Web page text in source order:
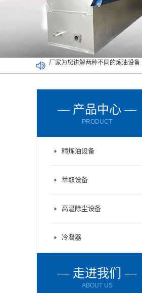
废塑料炼油设备满足了不同人的需求
废轮胎炼油设备使用时要注意减压
— 产品中心 —
PRODUCT
精炼油设备
萃取设备
高温除尘设备
冷凝器
— 走进我们 —
ABOUT US